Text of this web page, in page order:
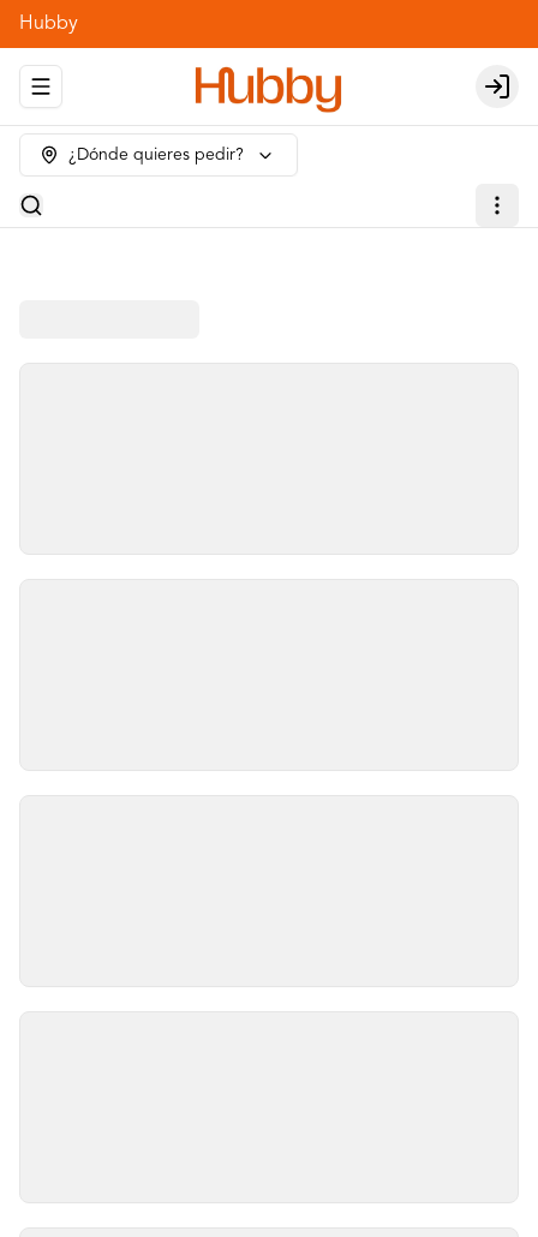
Hubby
Abrir menu de navegación Login
¿Dónde quieres pedir?